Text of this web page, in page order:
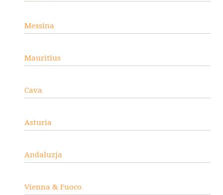
Messina
Mauritius
Cava
Asturia
Andaluzja
Vienna & Fuoco